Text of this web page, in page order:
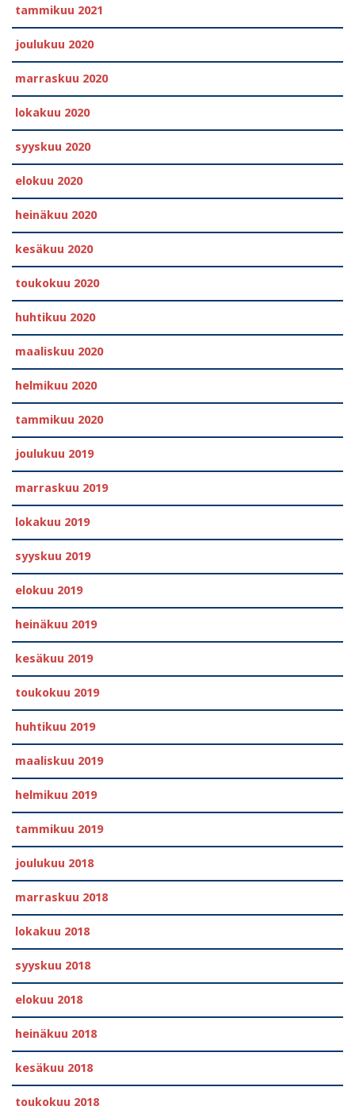
tammikuu 2021
joulukuu 2020
marraskuu 2020
lokakuu 2020
syyskuu 2020
elokuu 2020
heinäkuu 2020
kesäkuu 2020
toukokuu 2020
huhtikuu 2020
maaliskuu 2020
helmikuu 2020
tammikuu 2020
joulukuu 2019
marraskuu 2019
lokakuu 2019
syyskuu 2019
elokuu 2019
heinäkuu 2019
kesäkuu 2019
toukokuu 2019
huhtikuu 2019
maaliskuu 2019
helmikuu 2019
tammikuu 2019
joulukuu 2018
marraskuu 2018
lokakuu 2018
syyskuu 2018
elokuu 2018
heinäkuu 2018
kesäkuu 2018
toukokuu 2018